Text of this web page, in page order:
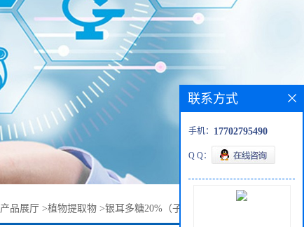
产品展厅 >植物提取物 >银耳多糖20%（子） 多糖30（子）
联系方式
手机： 17702795490
Q Q：